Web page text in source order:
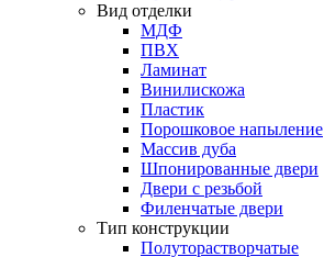
Вид отделки
МДФ
ПВХ
Ламинат
Винилискожа
Пластик
Порошковое напыление
Массив дуба
Шпонированные двери
Двери с резьбой
Филенчатые двери
Тип конструкции
Полуторастворчатые